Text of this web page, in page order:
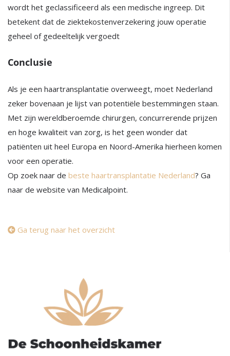
wordt het geclassificeerd als een medische ingreep. Dit
betekent dat de ziektekostenverzekering jouw operatie
geheel of gedeeltelijk vergoedt
Conclusie
Als je een haartransplantatie overweegt, moet Nederland
zeker bovenaan je lijst van potentiële bestemmingen staan.
Met zijn wereldberoemde chirurgen, concurrerende prijzen
en hoge kwaliteit van zorg, is het geen wonder dat
patiënten uit heel Europa en Noord-Amerika hierheen komen
voor een operatie.
Op zoek naar de beste haartransplantatie Nederland? Ga
naar de website van Medicalpoint.
Ga terug naar het overzicht